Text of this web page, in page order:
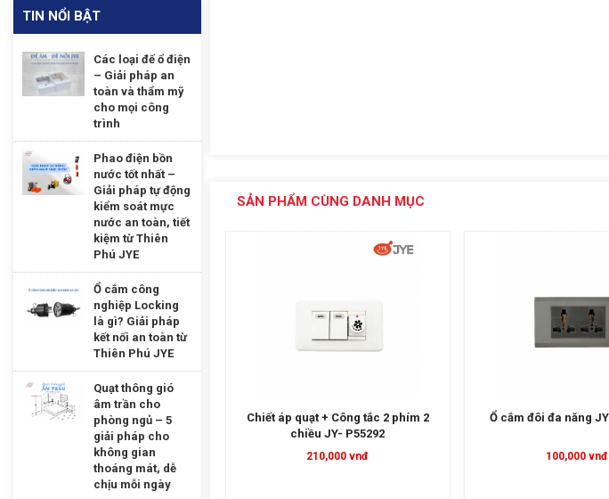
TIN NỔI BẬT
Các loại đế ổ điện
– Giải pháp an
toàn và thẩm mỹ
cho mọi công
trình
Phao điện bồn
nước tốt nhất –
Giải pháp tự động
kiểm soát mực
nước an toàn, tiết
kiệm từ Thiên
Phú JYE
Ổ cắm công
nghiệp Locking
là gì? Giải pháp
kết nối an toàn từ
Thiên Phú JYE
Quạt thông gió
âm trần cho
phòng ngủ – 5
giải pháp cho
không gian
thoáng mát, dễ
chịu mỗi ngày
SẢN PHẨM CÙNG DANH MỤC
Chiết áp quạt + Công tắc 2 phím 2
chiều JY- P55292
210,000 vnđ
Ổ cắm đôi đa năng JY-E15142-G
100,000 vnđ
Công tắc 1 phím JY-
281,000 vnđ